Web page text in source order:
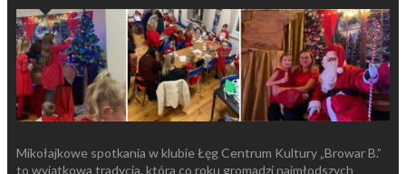
Mikołajkowe spotkania w klubie Łęg Centrum Kultury „Browar B.”
to wyjątkowa tradycja, która co roku gromadzi najmłodszych